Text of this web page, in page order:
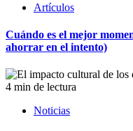
Artículos
Cuándo es el mejor
ahorrar en el intento)
4 min de lectura
Noticias